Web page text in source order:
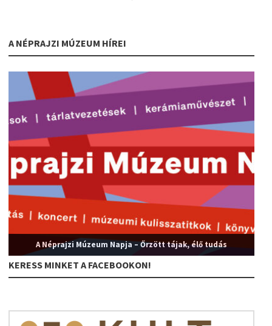
A NÉPRAJZI MÚZEUM HÍREI
A Néprajzi Múzeum Napja – Őrzött tájak, élő tudás
KERESS MINKET A FACEBOOKON!